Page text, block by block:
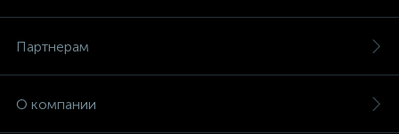
Партнерам
О компании